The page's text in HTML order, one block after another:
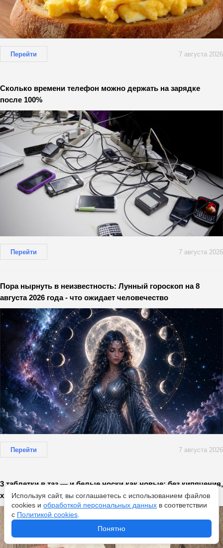
Перейти 7 августа 2026
Сколько времени телефон можно держать на зарядке
после 100%
Перейти 7 августа 2026
Пора нырнуть в неизвестность: Лунный гороскоп на 8
августа 2026 года - что ожидает человечество
Перейти 7 августа 2026
3 таблетки в таз — и белые носки как новые: без кипячения,
хлорки и отбеливателей
Используя сайт, вы соглашаетесь с использованием файлов
cookies и обработкой персональных данных в соответствии
с Политикой cookies
Понятно